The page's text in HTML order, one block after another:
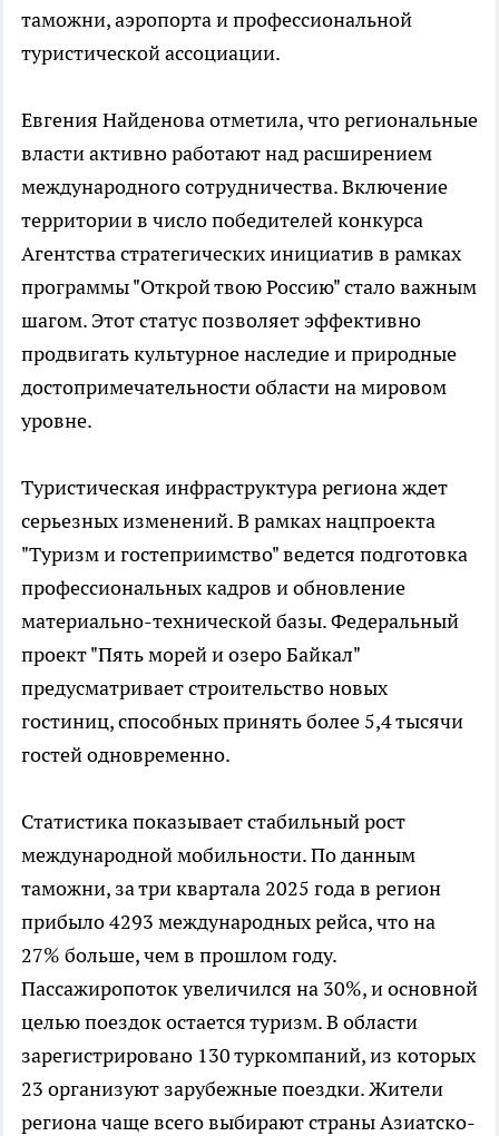
таможни, аэропорта и профессиональной
туристической ассоциации.
Евгения Найденова отметила, что региональные
власти активно работают над расширением
международного сотрудничества. Включение
территории в число победителей конкурса
Агентства стратегических инициатив в рамках
программы "Открой твою Россию" стало важным
шагом. Этот статус позволяет эффективно
продвигать культурное наследие и природные
достопримечательности области на мировом
уровне.
Туристическая инфраструктура региона ждет
серьезных изменений. В рамках нацпроекта
"Туризм и гостеприимство" ведется подготовка
профессиональных кадров и обновление
материально-технической базы. Федеральный
проект "Пять морей и озеро Байкал"
предусматривает строительство новых
гостиниц, способных принять более 5,4 тысячи
гостей одновременно.
Статистика показывает стабильный рост
международной мобильности. По данным
таможни, за три квартала 2025 года в регион
прибыло 4293 международных рейса, что на
27% больше, чем в прошлом году.
Пассажиропоток увеличился на 30%, и основной
целью поездок остается туризм. В области
зарегистрировано 130 туркомпаний, из которых
23 организуют зарубежные поездки. Жители
региона чаще всего выбирают страны Азиатско-